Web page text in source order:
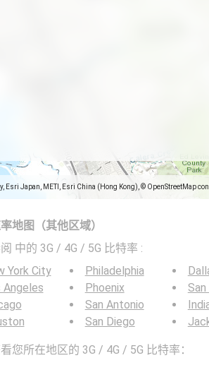
Esri Japan, METI, Esri China (Hong Kong), © OpenStreetMap
地图（其他区域）
中的 3G / 4G / 5G 比特率 :
York City
Angeles
Philadelphia
Phoenix
San Antonio
San Diego
您所在地区的 3G / 4G / 5G 比特率：